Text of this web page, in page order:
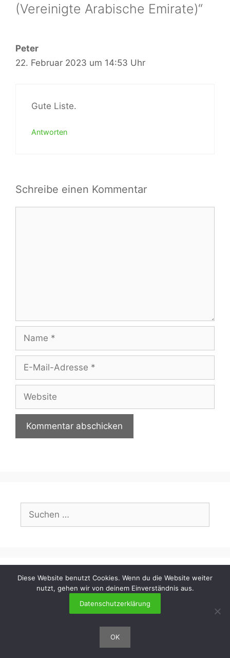
(Vereinigte Arabische Emirate)“
Peter
22. Februar 2023 um 14:53 Uhr
Gute Liste.
Antworten
Schreibe einen Kommentar
Mail-
Adresse
Suchen
nach:
Über mich
Diese Website benutzt Cookies. Wenn du die Website weiter
nutzt, gehen wir von deinem Einverständnis aus.
Datenschutzerklärung
OK